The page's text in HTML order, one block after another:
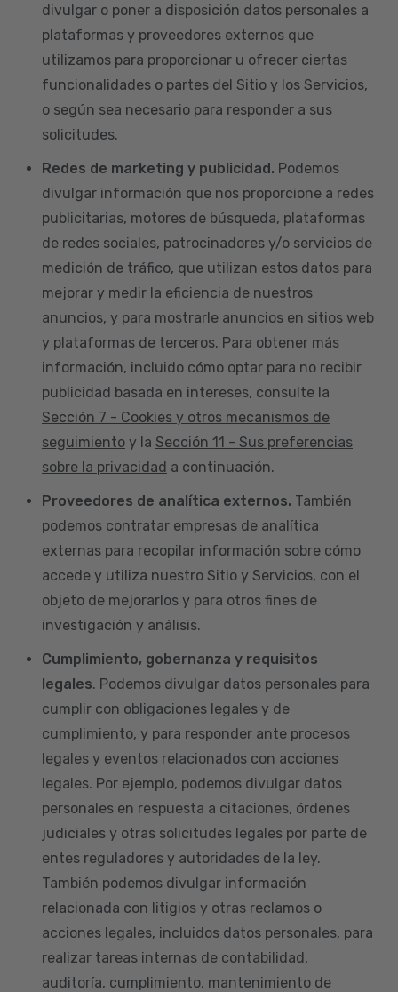
divulgar o poner a disposición datos personales a
plataformas y proveedores externos que
utilizamos para proporcionar u ofrecer ciertas
funcionalidades o partes del Sitio y los Servicios,
o según sea necesario para responder a sus
solicitudes.
Redes de marketing y publicidad. Podemos
divulgar información que nos proporcione a redes
publicitarias, motores de búsqueda, plataformas
de redes sociales, patrocinadores y/o servicios de
medición de tráfico, que utilizan estos datos para
mejorar y medir la eficiencia de nuestros
anuncios, y para mostrarle anuncios en sitios web
y plataformas de terceros. Para obtener más
información, incluido cómo optar para no recibir
publicidad basada en intereses, consulte la
Sección 7 - Cookies y otros mecanismos de
seguimiento y la Sección 11 - Sus preferencias
sobre la privacidad a continuación.
Proveedores de analítica externos. También
podemos contratar empresas de analítica
externas para recopilar información sobre cómo
accede y utiliza nuestro Sitio y Servicios, con el
objeto de mejorarlos y para otros fines de
investigación y análisis.
Cumplimiento, gobernanza y requisitos
legales. Podemos divulgar datos personales para
cumplir con obligaciones legales y de
cumplimiento, y para responder ante procesos
legales y eventos relacionados con acciones
legales. Por ejemplo, podemos divulgar datos
personales en respuesta a citaciones, órdenes
judiciales y otras solicitudes legales por parte de
entes reguladores y autoridades de la ley.
También podemos divulgar información
relacionada con litigios y otras reclamos o
acciones legales, incluidos datos personales, para
realizar tareas internas de contabilidad,
auditoría, cumplimiento, mantenimiento de